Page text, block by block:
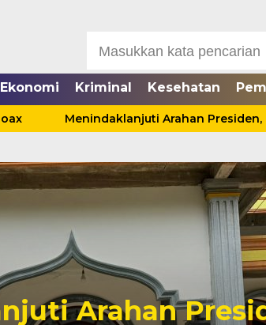
Ekonomi Kriminal Kesehatan
Menindaklanjuti Arahan Presiden,